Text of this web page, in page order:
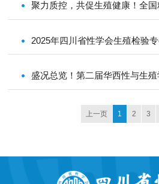
盛况总览！第二届华西性与生
上一页 1 2 3